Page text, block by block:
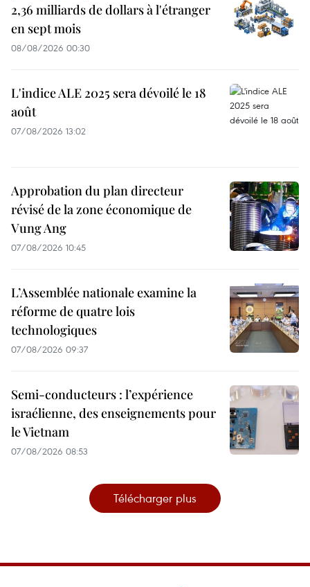
2,36 milliards de dollars à l'étranger
en sept mois
08/08/2026 00:30
L'indice ALE 2025 sera dévoilé le 18
août
07/08/2026 13:02
Approbation du plan directeur
révisé de la zone économique de
Vung Ang
07/08/2026 10:45
L’Assemblée nationale examine la
réforme de quatre lois
technologiques
07/08/2026 09:37
Semi-conducteurs : l’expérience
israélienne, des enseignements pour
le Vietnam
07/08/2026 08:53
Télécharger plus